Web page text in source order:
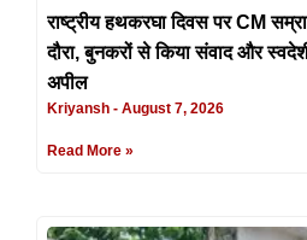
राष्ट्रीय हथकरघा दिवस पर CM
दौरा, बुनकरों से किया संवाद और
अपील
Kriyansh August 7, 2026
Read More »